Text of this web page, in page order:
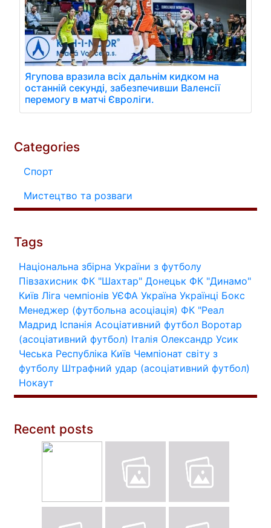
Ягупова вразила всіх дальнім кидком на
останній секунді, забезпечивши Валенсії
перемогу в матчі Євроліги.
Categories
Спорт
Мистецтво та розваги
Tags
Національна збірна України з футболу
Півзахисник ФК "Шахтар" Донецьк ФК "Динамо"
Київ Ліга чемпіонів УЄФА Україна Українці Бокс
Менеджер (футбольна асоціація) ФК "Реал
Мадрид Іспанія Асоціативний футбол Воротар
(асоціативний футбол) Італія Олександр Усик
Чеська Республіка Київ Чемпіонат світу з
футболу Штрафний удар (асоціативний футбол)
Нокаут
Recent posts